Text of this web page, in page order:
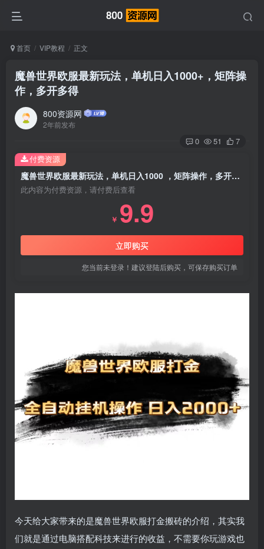
首页 VIP教程 正文
魔兽世界欧服最新玩法，单机日入1000+，矩阵操
作，多开多得
800资源网
2年前发布
0 51 7
魔兽世界欧服最新玩法，单机日入1000 ，矩阵操作，多开多得
此内容为付费资源，请付费后查看
￥ 9.9
立即购买
您当前未登录！建议登陆后购买，可保存购买订单
付费资源
今天给大家带来的是魔兽世界欧服打金搬砖的介绍，其实我
们就是通过电脑搭配科技来进行的收益，不需要你玩游戏也